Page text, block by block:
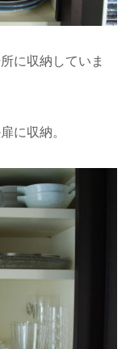
に収納していま
に収納。